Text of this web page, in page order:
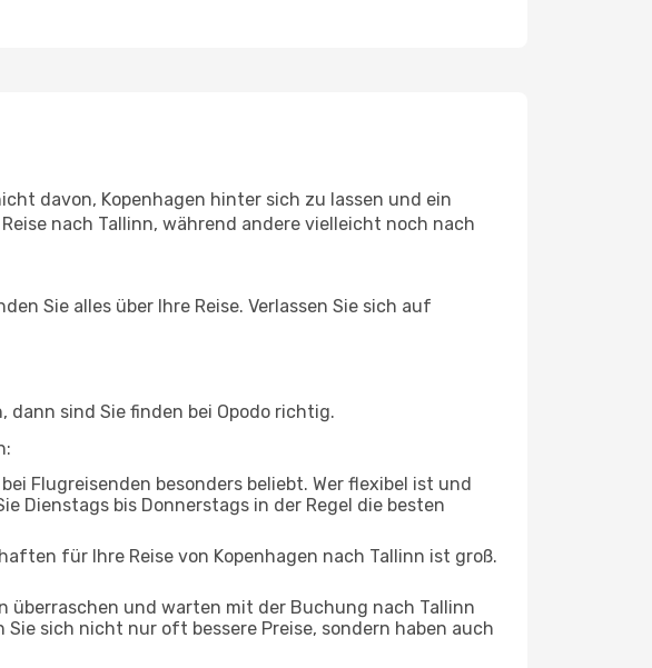
davon, Kopenhagen hinter sich zu lassen und ein
nach Tallinn, während andere vielleicht noch nach
Sie alles über Ihre Reise. Verlassen Sie sich auf
dann sind Sie finden bei Opodo richtig.
Flugreisenden besonders beliebt. Wer flexibel ist und
Dienstags bis Donnerstags in der Regel die besten
für Ihre Reise von Kopenhagen nach Tallinn ist groß.
überraschen und warten mit der Buchung nach Tallinn
sich nicht nur oft bessere Preise, sondern haben auch